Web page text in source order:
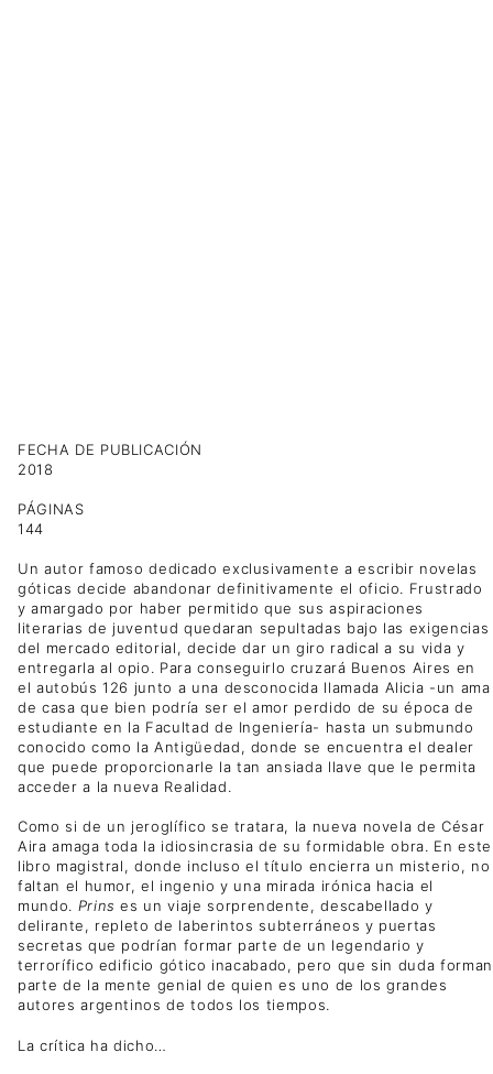
FECHA DE PUBLICACIÓN
2018
PÁGINAS
144
Un autor famoso dedicado exclusivamente a escribir novelas
góticas decide abandonar definitivamente el oficio. Frustrado
y amargado por haber permitido que sus aspiraciones
literarias de juventud quedaran sepultadas bajo las exigencias
del mercado editorial, decide dar un giro radical a su vida y
entregarla al opio. Para conseguirlo cruzará Buenos Aires en
el autobús 126 junto a una desconocida llamada Alicia -un ama
de casa que bien podría ser el amor perdido de su época de
estudiante en la Facultad de Ingeniería- hasta un submundo
conocido como la Antigüedad, donde se encuentra el dealer
que puede proporcionarle la tan ansiada llave que le permita
acceder a la nueva Realidad.
Como si de un jeroglífico se tratara, la nueva novela de César
Aira amaga toda la idiosincrasia de su formidable obra. En este
libro magistral, donde incluso el título encierra un misterio, no
faltan el humor, el ingenio y una mirada irónica hacia el
mundo. Prins es un viaje sorprendente, descabellado y
delirante, repleto de laberintos subterráneos y puertas
secretas que podrían formar parte de un legendario y
terrorífico edificio gótico inacabado, pero que sin duda forman
parte de la mente genial de quien es uno de los grandes
autores argentinos de todos los tiempos.
La crítica ha dicho…